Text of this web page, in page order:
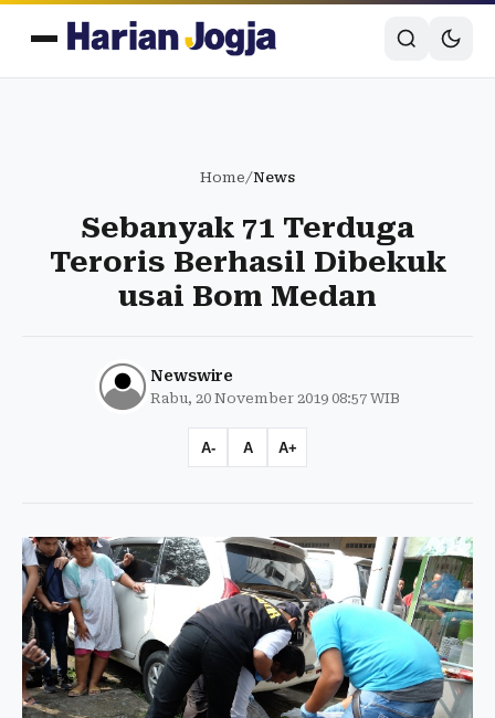
Home/News
Sebanyak 71 Terduga
Teroris Berhasil Dibekuk
usai Bom Medan
Newswire
Rabu, 20 November 2019 08:57 WIB
A- A A+